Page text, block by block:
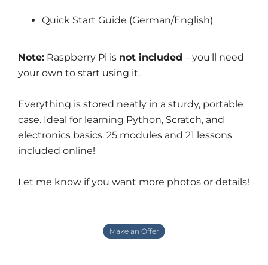
Quick Start Guide (German/English)
Note: Raspberry Pi is not included – you'll need
your own to start using it.
Everything is stored neatly in a sturdy, portable
case. Ideal for learning Python, Scratch, and
electronics basics. 25 modules and 21 lessons
included online!
Let me know if you want more photos or details!
Make an Offer